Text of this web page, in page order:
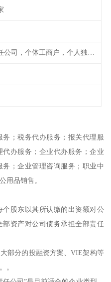
；税务代办服务；报关代理服
办服务；企业代办服务；企业
；企业管理咨询服务；职业中
用品销售。
股东以其所认缴的出资额对公
资产对公司债务承担全部责任
部分的投融资方案、VIE架构等
。